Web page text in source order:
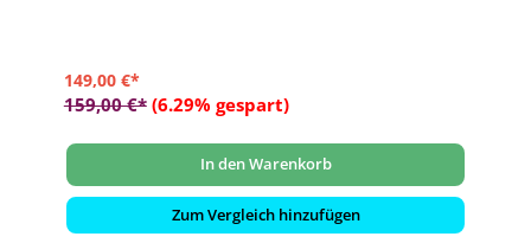
149,00 €*
159,00 €* (6.29% gespart)
In den Warenkorb
Zum Vergleich hinzufügen